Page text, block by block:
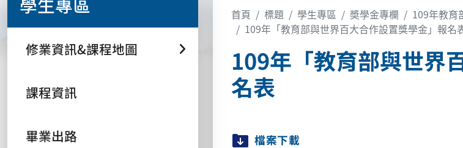
修業資訊&課程地圖
課程資訊
畢業出路
首頁 標題 學生專區 奬學金專欄
109年教育
109年「教育部與世界百大合作設置獎學金」報名
109年「教育部與世界
名表
檔案下載